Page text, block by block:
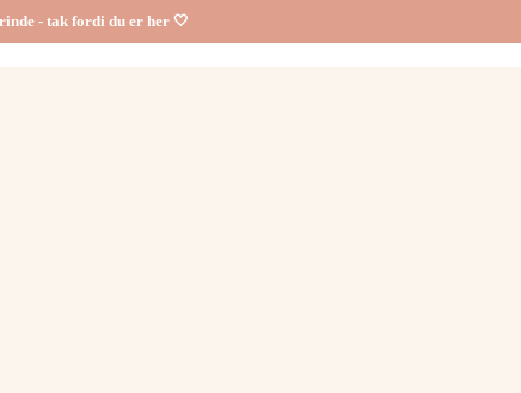
- tak fordi du er her 🤍